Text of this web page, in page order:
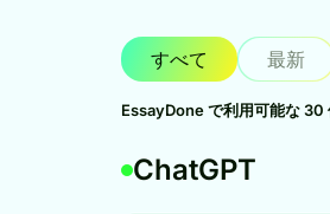
すべて 最新
EssayDone で利用可能な 30
ChatGPT